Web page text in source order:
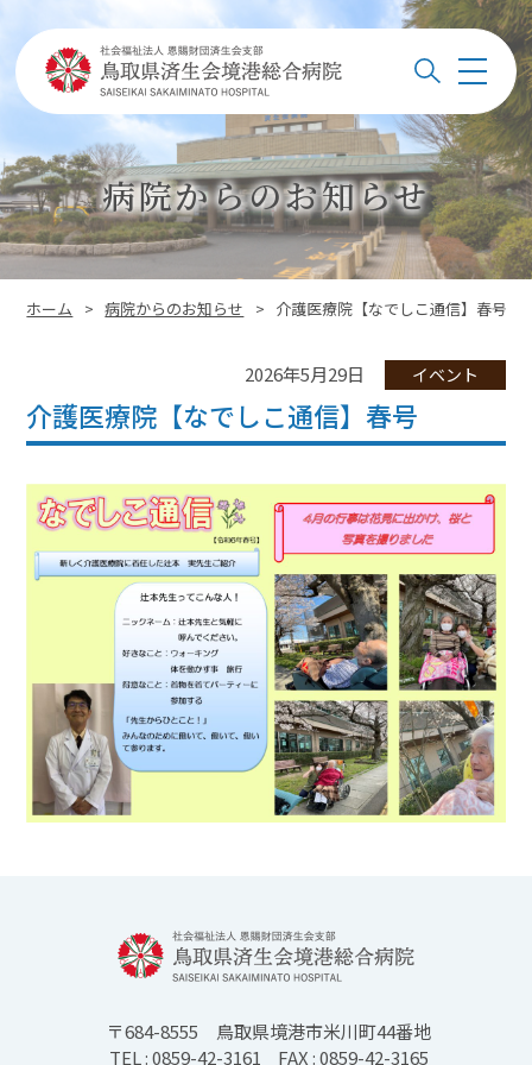
メ
ュ
ー
病院からのお知らせ
このページの位置:
ホーム > 病院からのお知らせ > 介護医療院【なでしこ通信】春号
2026年5月29日 イベント
介護医療院【なでしこ通信】春号
〒684-8555
鳥取県境港市米川町44番地
TEL : 0859-42-3161
FAX : 0859-42-3165